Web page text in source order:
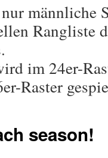
männliche
Rangliste
im 24er-
Raster
season!